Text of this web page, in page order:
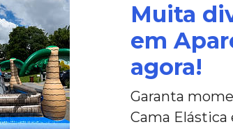
Muita
em
agora!
Garanta
Cama